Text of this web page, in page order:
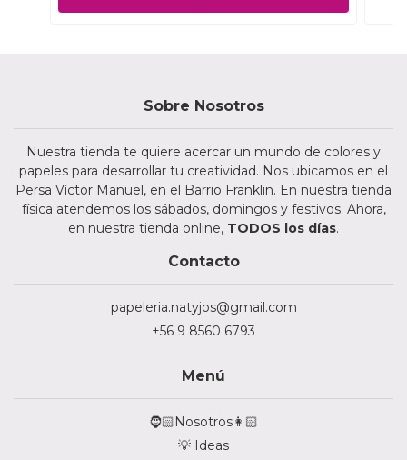
Sobre Nosotros
Nuestra tienda te quiere acercar un mundo de colores y
papeles para desarrollar tu creatividad. Nos ubicamos en el
Persa Víctor Manuel, en el Barrio Franklin. En nuestra tienda
física atendemos los sábados, domingos y festivos. Ahora,
en nuestra tienda online, TODOS los días.
Contacto
papeleria.natyjos@gmail.com
+56 9 8560 6793
Menú
🧔🏻Nosotros👩🏻
💡 Ideas